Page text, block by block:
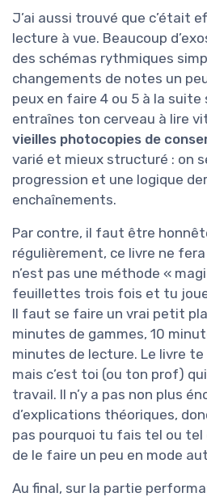
J’ai aussi trouvé que c’était
lecture à vue. Beaucoup
des schémas rythmiques
changements de notes un
peux en faire 4 ou 5 à la suite
entraînes ton cerveau à lire
vieilles photocopies de
varié et mieux structuré : on
progression et une logique
enchaînements.
Par contre, il faut être
régulièrement, ce livre ne fera
n’est pas une méthode «
feuillettes trois fois et tu
Il faut se faire un vrai petit
minutes de gammes, 10
minutes de lecture. Le livre
mais c’est toi (ou ton prof)
travail. Il n’y a pas non plus
d’explications théoriques,
pas pourquoi tu fais tel ou tel
de le faire un peu en mode
Au final, sur la partie